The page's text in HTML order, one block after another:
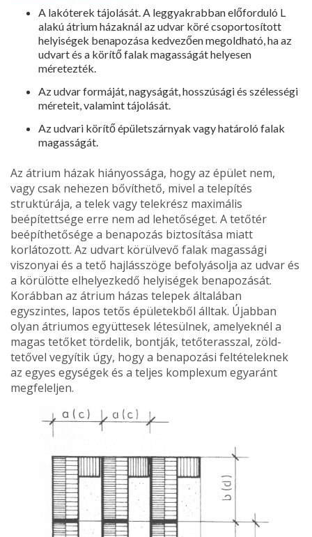
A lakóterek tájolását. A leg­gyakrabban előforduló L
alakú átrium házaknál az udvar köré cso­portosított
helyiségek benapozása kedvezően megoldható, ha az
ud­vart és a körítő falak magasságát he­lyesen
méretezték.
Az udvar formáját, nagyságát, hosszúsági és szélességi
méreteit, valamint tájolását.
Az udvari körítő épületszár­nyak vagy határoló falak
magassá­gát.
Az átrium házak hiányossága, hogy az épület nem,
vagy csak ne­hezen bővíthető, mivel a telepítés
struktúrája, a telek vagy telekrész maximális
beépítettsége erre nem ad lehetőséget. A tetőtér
beépíthe­tősége a benapozás biztosítása miatt
korlátozott. Az udvart körülvevő fa­lak magassági
viszonyai és a tető hajlásszöge befolyásolja az udvar és
a körülötte elhelyezkedő helyiségek benapozását.
Korábban az átrium házas telepek általában
egyszintes, lapos tetős épületekből álltak. Újabban
olyan átriumos együttesek léte­sülnek, amelyeknél a
magas tetőket tördelik, bontják, tetőterasszal, zöld­
tetővel vegyítik úgy, hogy a benapo­zási feltételeknek
az egyes egységek és a teljes komplexum egyaránt
megfeleljen.